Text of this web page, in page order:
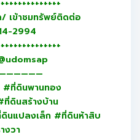
เข้าชมทรัพย์ติดต่อ
2994
#ที่ดินพานทอง
ดินสร้างบ้าน
นแปลงเล็ก #ที่ดินห้าสิบ
งวา